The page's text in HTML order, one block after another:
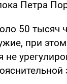
Петра
50 тысяч
при
не